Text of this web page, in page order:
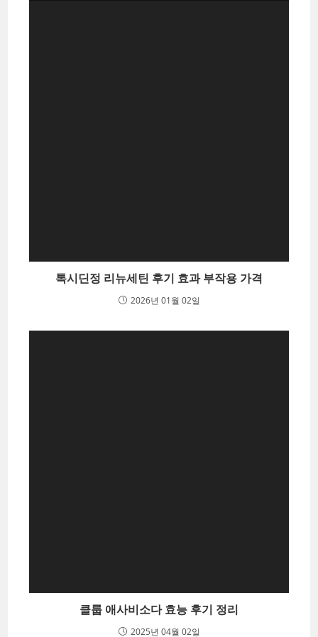
톡시딘정 리뉴세틴 후기 효과 부작용 가격
2026년 01월 02일
클룹 애사비소다 효능 후기 정리
2025년 04월 02일